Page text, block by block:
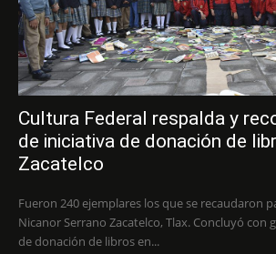
Cultura Federal respalda y
de iniciativa de donación de
Zacatelco
Fueron 240 ejemplares los que se recaudaron
Nicanor Serrano Zacatelco, Tlax. Concluyó con gran éxito la campaña
de donación de libros en...